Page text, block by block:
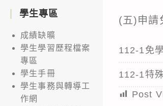
(五)申請
112-1免
112-1特
Post
學生專區
成績缺曠
學生學習歷程檔案
專區
學生手冊
學生事務與轉導工
作網